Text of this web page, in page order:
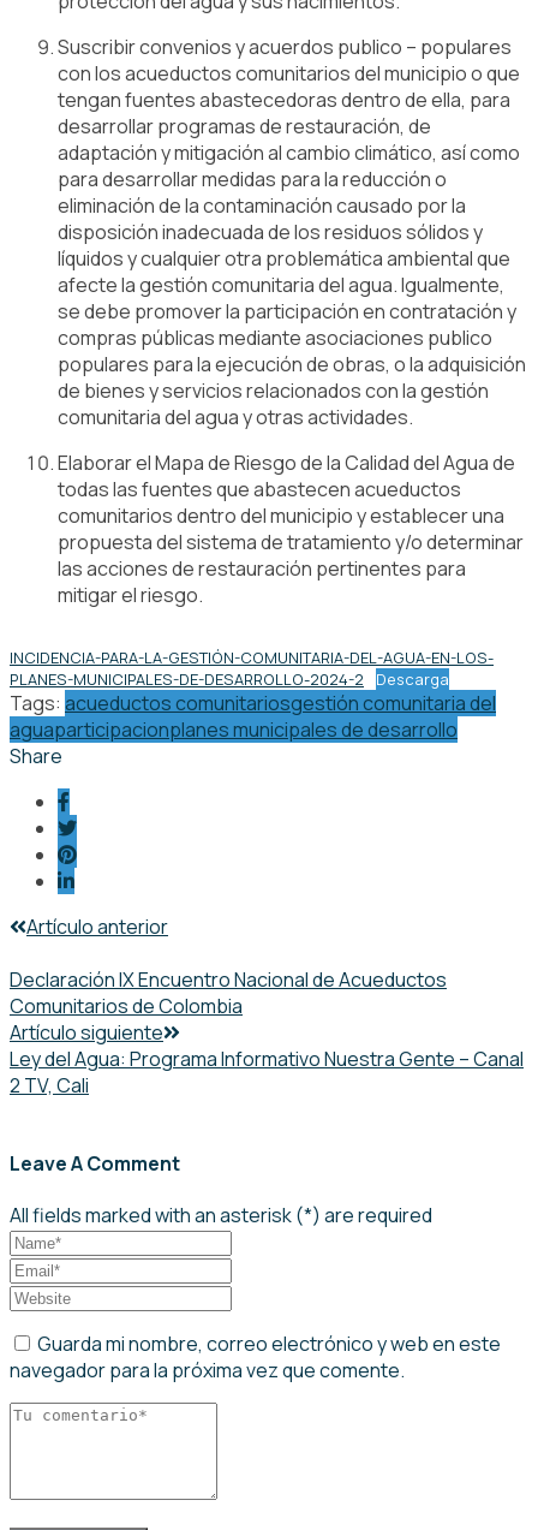
Suscribir convenios y acuerdos publico – populares
con los acueductos comunitarios del municipio o que
tengan fuentes abastecedoras dentro de ella, para
desarrollar programas de restauración, de
adaptación y mitigación al cambio climático, así como
para desarrollar medidas para la reducción o
eliminación de la contaminación causado por la
disposición inadecuada de los residuos sólidos y
líquidos y cualquier otra problemática ambiental que
afecte la gestión comunitaria del agua. Igualmente,
se debe promover la participación en contratación y
compras públicas mediante asociaciones publico
populares para la ejecución de obras, o la adquisición
de bienes y servicios relacionados con la gestión
comunitaria del agua y otras actividades.
Elaborar el Mapa de Riesgo de la Calidad del Agua de
todas las fuentes que abastecen acueductos
comunitarios dentro del municipio y establecer una
propuesta del sistema de tratamiento y/o determinar
las acciones de restauración pertinentes para
mitigar el riesgo.
INCIDENCIA-PARA-LA-GESTIÓN-COMUNITARIA-DEL-AGUA-EN-LOS-
PLANES-MUNICIPALES-DE-DESARROLLO-2024-2
Descarga
Tags: acueductos comunitariosgestión comunitaria del
aguaparticipacionplanes municipales de desarrollo
Share
Post
navigation
Artículo anterior
Declaración IX Encuentro Nacional de Acueductos
Comunitarios de Colombia
Artículo siguiente
Ley del Agua: Programa Informativo Nuestra Gente – Canal
2 TV, Cali
Leave A Comment
All fields marked with an asterisk (*) are required
Guarda mi nombre, correo electrónico y web en este
navegador para la próxima vez que comente.